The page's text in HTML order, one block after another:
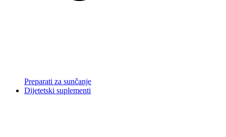
Preparati za sunčanje
Dijetetski suplementi